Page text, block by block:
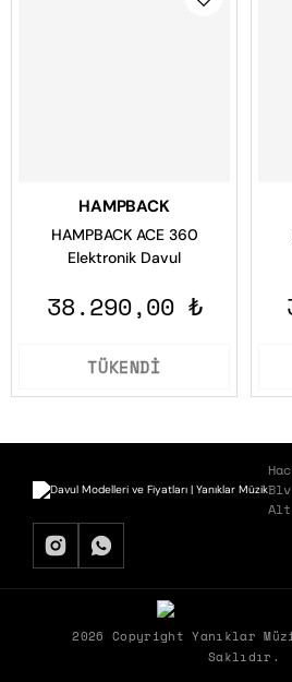
HAMPBACK
HAMPBACK ACE 360
Elektronik Davul
38.290,00 ₺
TÜKENDİ
BIZDEN HABERDAR OLMAK
Biz Yanıklar Müzik olarak, müziğin
hem de müşterileriyle kurduğu
2026 Copyright Yanıklar
Saklıdır.